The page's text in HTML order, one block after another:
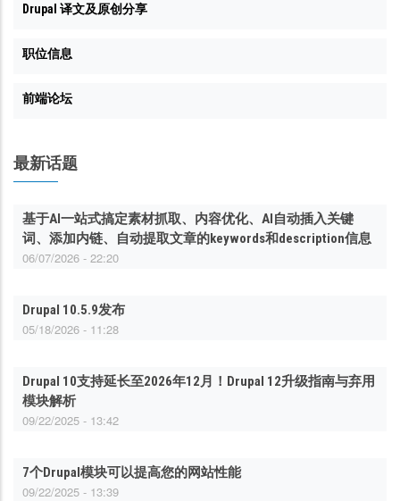
Drupal 译文及原创分享
职位信息
前端论坛
最新话题
基于AI一站式搞定素材抓取、内容优化、AI自动插入关键
词、添加内链、自动提取文章的keywords和description信息
06/07/2026 - 22:20
Drupal 10.5.9发布
05/18/2026 - 11:28
Drupal 10支持延长至2026年12月！Drupal 12升级指南与弃用
模块解析
09/22/2025 - 13:42
7个Drupal模块可以提高您的网站性能
09/22/2025 - 13:39